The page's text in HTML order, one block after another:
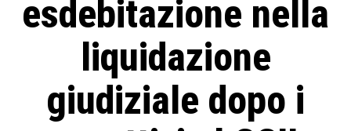
esdebitazione nella
liquidazione
giudiziale dopo i